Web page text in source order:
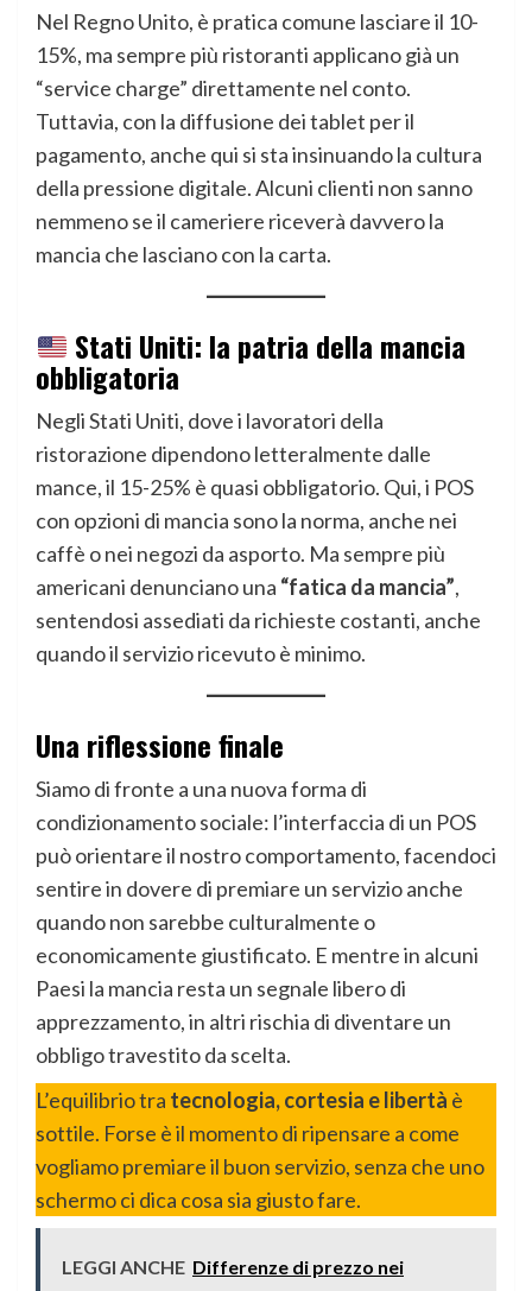
Nel Regno Unito, è pratica comune lasciare il 10-
15%, ma sempre più ristoranti applicano già un
“service charge” direttamente nel conto.
Tuttavia, con la diffusione dei tablet per il
pagamento, anche qui si sta insinuando la cultura
della pressione digitale. Alcuni clienti non sanno
nemmeno se il cameriere riceverà davvero la
mancia che lasciano con la carta.
Stati Uniti: la patria della mancia
obbligatoria
Negli Stati Uniti, dove i lavoratori della
ristorazione dipendono letteralmente dalle
mance, il 15-25% è quasi obbligatorio. Qui, i POS
con opzioni di mancia sono la norma, anche nei
caffè o nei negozi da asporto. Ma sempre più
americani denunciano una “fatica da mancia”,
sentendosi assediati da richieste costanti, anche
quando il servizio ricevuto è minimo.
Una riflessione finale
Siamo di fronte a una nuova forma di
condizionamento sociale: l’interfaccia di un POS
può orientare il nostro comportamento, facendoci
sentire in dovere di premiare un servizio anche
quando non sarebbe culturalmente o
economicamente giustificato. E mentre in alcuni
Paesi la mancia resta un segnale libero di
apprezzamento, in altri rischia di diventare un
obbligo travestito da scelta.
L’equilibrio tra tecnologia, cortesia e libertà è
sottile. Forse è il momento di ripensare a come
vogliamo premiare il buon servizio, senza che uno
schermo ci dica cosa sia giusto fare.
LEGGI ANCHE Differenze di prezzo nei